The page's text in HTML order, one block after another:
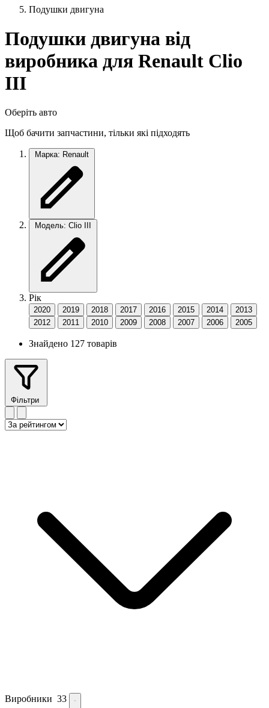
Подушки двигуна
Подушки двигуна від
виробника для Renault Clio
III
Оберіть авто
Щоб бачити запчастини, тільки які підходять
Марка: Renault
Модель: Clio III
Рік
2020 2019 2018 2017 2016 2015 2014
2013
2012
2011 2010 2009 2008 2007 2006 2005
Знайдено 127 товарів
Фільтри
Виробники 33